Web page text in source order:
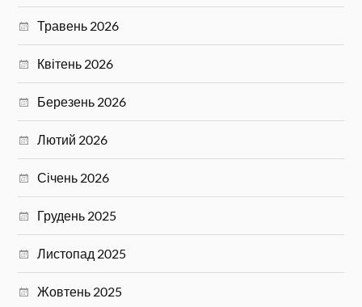
Травень 2026
Квітень 2026
Березень 2026
Лютий 2026
Січень 2026
Грудень 2025
Листопад 2025
Жовтень 2025